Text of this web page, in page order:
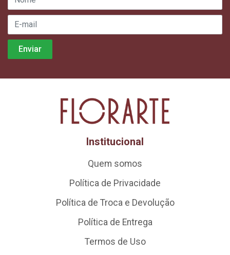
Institucional
Quem somos
Política de Privacidade
Política de Troca e Devolução
Política de Entrega
Termos de Uso